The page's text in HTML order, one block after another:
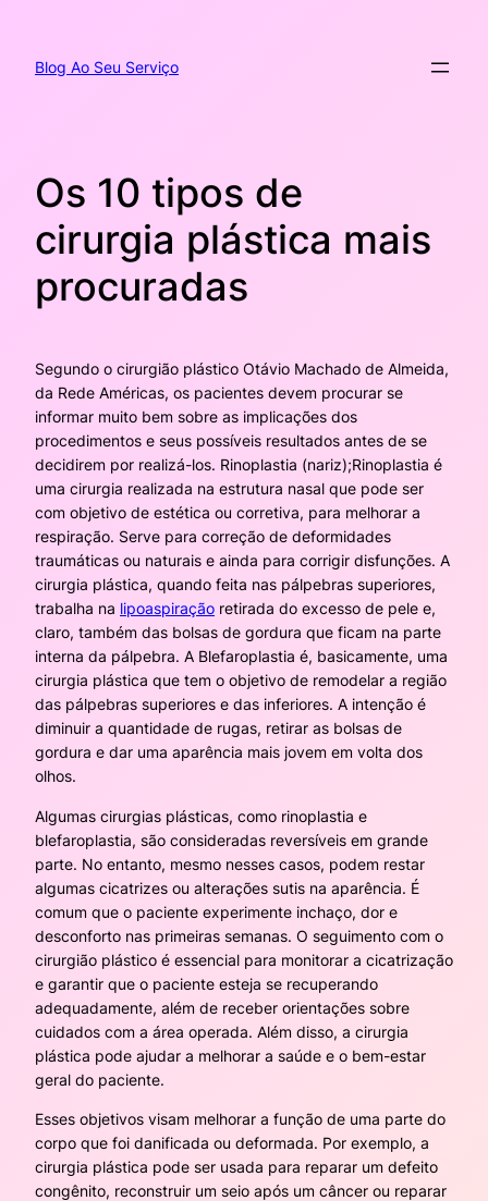
Blog Ao Seu Serviço
Os 10 tipos de
cirurgia plástica mais
procuradas
Segundo o cirurgião plástico Otávio Machado de Almeida,
da Rede Américas, os pacientes devem procurar se
informar muito bem sobre as implicações dos
procedimentos e seus possíveis resultados antes de se
decidirem por realizá-los. Rinoplastia (nariz);Rinoplastia é
uma cirurgia realizada na estrutura nasal que pode ser
com objetivo de estética ou corretiva, para melhorar a
respiração. Serve para correção de deformidades
traumáticas ou naturais e ainda para corrigir disfunções. A
cirurgia plástica, quando feita nas pálpebras superiores,
trabalha na lipoaspiração retirada do excesso de pele e,
claro, também das bolsas de gordura que ficam na parte
interna da pálpebra. A Blefaroplastia é, basicamente, uma
cirurgia plástica que tem o objetivo de remodelar a região
das pálpebras superiores e das inferiores. A intenção é
diminuir a quantidade de rugas, retirar as bolsas de
gordura e dar uma aparência mais jovem em volta dos
olhos.
Algumas cirurgias plásticas, como rinoplastia e
blefaroplastia, são consideradas reversíveis em grande
parte. No entanto, mesmo nesses casos, podem restar
algumas cicatrizes ou alterações sutis na aparência. É
comum que o paciente experimente inchaço, dor e
desconforto nas primeiras semanas. O seguimento com o
cirurgião plástico é essencial para monitorar a cicatrização
e garantir que o paciente esteja se recuperando
adequadamente, além de receber orientações sobre
cuidados com a área operada. Além disso, a cirurgia
plástica pode ajudar a melhorar a saúde e o bem-estar
geral do paciente.
Esses objetivos visam melhorar a função de uma parte do
corpo que foi danificada ou deformada. Por exemplo, a
cirurgia plástica pode ser usada para reparar um defeito
congênito, reconstruir um seio após um câncer ou reparar